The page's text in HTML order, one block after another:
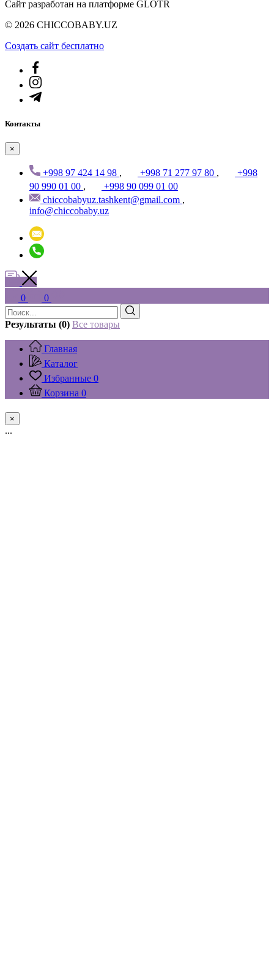
Сайт разработан на платформе GLOTR
© 2026 CHICCOBABY.UZ
Создать cайт бесплатно
Контакты
×
+998 97 424 14 98 , +998 71 277 97 80 ,
+998
90 990 01 00 ,
+998 90 099 01 00
chiccobabyuz.tashkent@gmail.com ,
info@chiccobaby.uz
0 0
Результаты (0) Все товары
Главная
Каталог
Избранные 0
Корзина 0
×
...